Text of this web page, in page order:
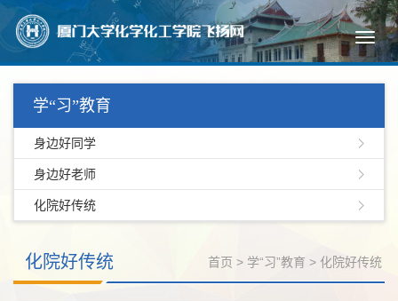
学“习”教育
身边好同学
身边好老师
化院好传统
化院好传统 首页 > 学“习”教育 > 化院好传统